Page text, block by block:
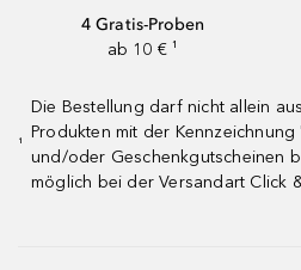
4 Gratis-Proben
ab 10 € ¹
¹
Die Bestellung darf nicht allein
Produkten mit der
und/oder Geschenkgutscheinen
möglich bei der Versandart Click